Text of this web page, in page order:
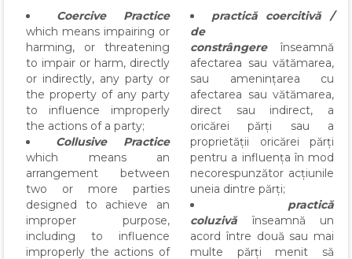
Coercive Practice
which means impairing or
harming, or threatening
to impair or harm, directly
or indirectly, any party or
the property of any party
to influence improperly
the actions of a party;
Collusive Practice
which means an
arrangement between
two or more parties
designed to achieve an
improper purpose,
including to influence
improperly the actions of
practică coercitivă /
de
constrângereînseamnă
afectarea sau vătămarea,
sau amenințarea cu
afectarea sau vătămarea,
direct sau indirect, a
oricărei părți sau a
proprietății oricărei părți
pentru a influența în mod
necorespunzător acțiunile
uneia dintre părți;
practică
coluzivăînseamnă un
acord între două sau mai
multe părți menit să